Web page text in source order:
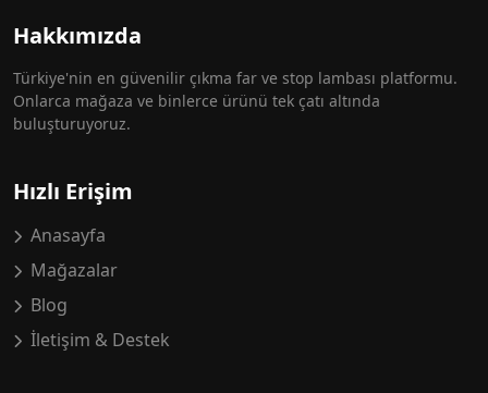
Hakkımızda
Türkiye'nin en güvenilir çıkma far ve stop lambası platformu.
Onlarca mağaza ve binlerce ürünü tek çatı altında
buluşturuyoruz.
Hızlı Erişim
Anasayfa
Mağazalar
Blog
İletişim & Destek